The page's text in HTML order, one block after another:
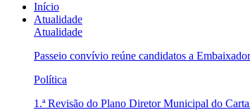
Início
Atualidade
Atualidade
Passeio convívio reúne candidatos a
Política
1.ª Revisão do Plano Diretor Municipal do